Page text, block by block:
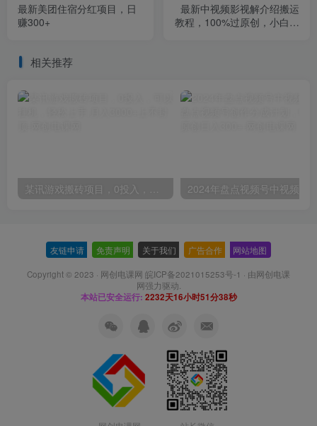
最新美团住宿分红项目，日
赚300+
最新中视频影视解介绍搬运
教程，100%过原创，小白也
相关推荐
某讯游戏搬砖项目，0投入，可以挂机，轻松上手,月入3000+上不封顶
友链申请 免责声明 关于我们 广告合作 网站地图
Copyright © 2023 · 网创电课网 皖ICP备2021015253号-1 · 由网创电课
网强力驱动.
本站已安全运行: 2232天16小时51分39秒